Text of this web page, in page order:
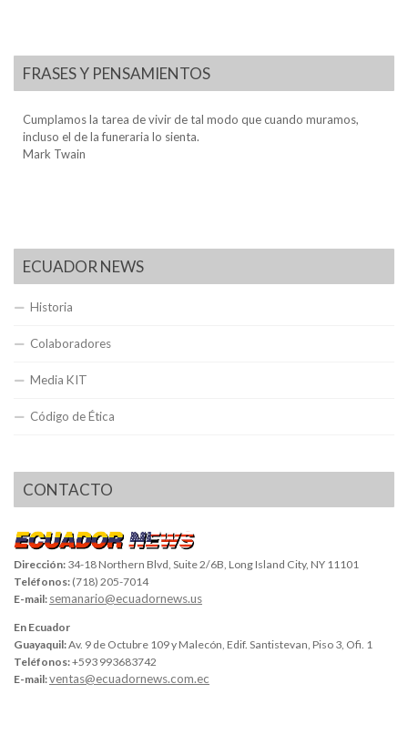
FRASES Y PENSAMIENTOS
Cumplamos la tarea de vivir de tal modo que cuando muramos,
incluso el de la funeraria lo sienta.
Mark Twain
ECUADOR NEWS
Historia
Colaboradores
Media KIT
Código de Ética
CONTACTO
Dirección: 34-18 Northern Blvd, Suite 2/6B, Long Island City, NY 11101
Teléfonos: (718) 205-7014
E-mail: semanario@ecuadornews.us
En Ecuador
Guayaquil:Av. 9 de Octubre 109 y Malecón, Edif. Santistevan, Piso 3, Ofi. 1
Teléfonos:+593 993683742
E-mail:ventas@ecuadornews.com.ec